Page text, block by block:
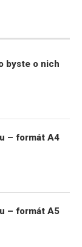
byste o nich
– formát A4
– formát A5